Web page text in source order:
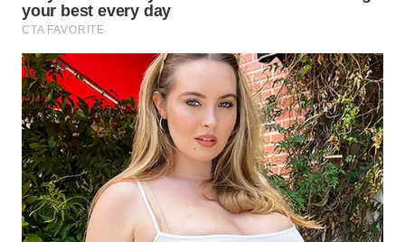
WN
LIKUPANG
WN
LABUANBAJO
WN
BORNEO
Wahana